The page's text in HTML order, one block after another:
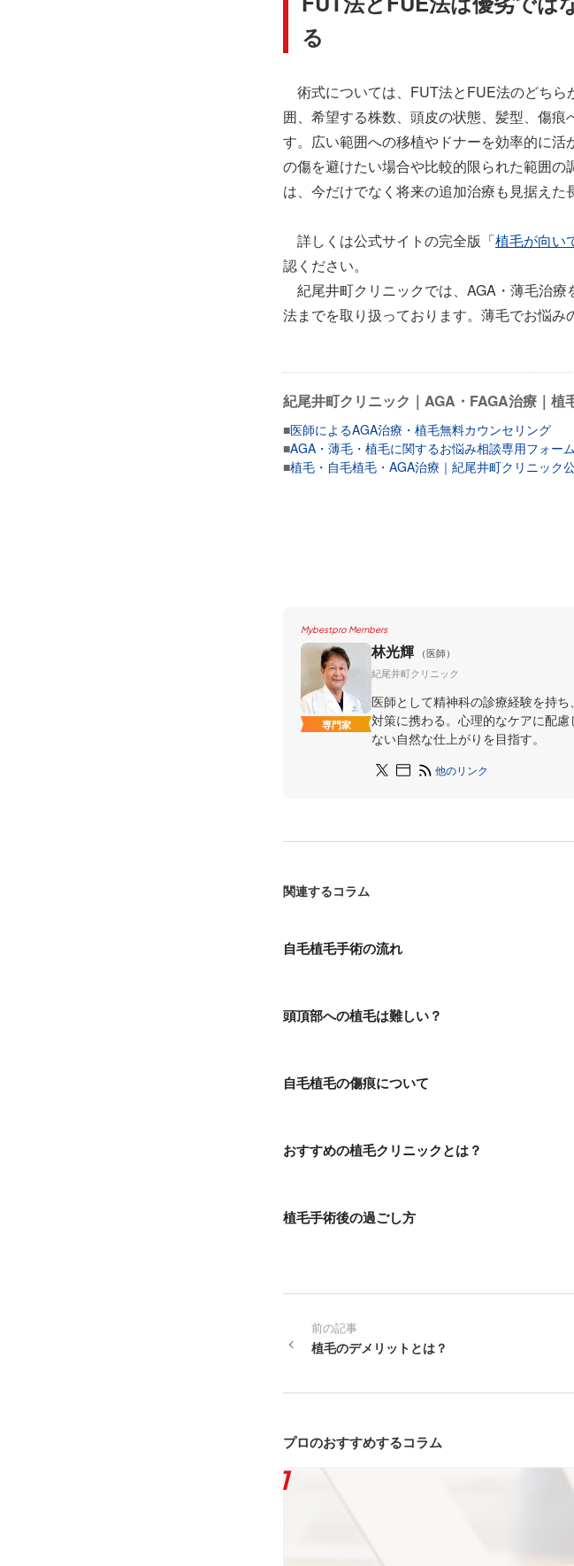
る
術式については、FUT法とFUE法のどちら
囲、希望する株数、頭皮の状態、髪型、傷
す。広い範囲への移植やドナーを効率的に
の傷を避けたい場合や比較的限られた範囲
は、今だけでなく将来の追加治療も見据えた
詳しくは公式サイトの完全版「植毛が向い
認ください。
紀尾井町クリニックでは、AGA・薄毛治
法までを取り扱っております。薄毛でお悩み
紀尾井町クリニック｜AGA・FAGA治療｜植
■医師によるAGA治療・植毛無料カウンセリング
■AGA・薄毛・植毛に関するお悩み相談専用フォーム
■植毛・自毛植毛・AGA治療｜紀尾井町クリニック
Mybestpro Members
専門家
林光輝
（医師）
紀尾井町クリニック
医師として精神科の診療経験を持
対策に携わる。心理的なケアに配
ない自然な仕上がりを目指す。
他のリンク
関連するコラム
自毛植毛手術の流れ
頭頂部への植毛は難しい？
自毛植毛の傷痕について
おすすめの植毛クリニックとは？
植毛手術後の過ごし方
前の記事
植毛のデメリットとは？
プロのおすすめするコラム